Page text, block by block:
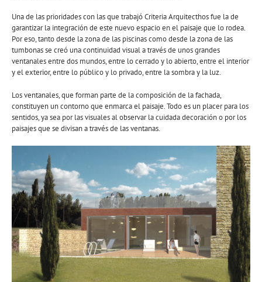
Una de las prioridades con las que trabajó Criteria Arquitecthos fue la de
garantizar la integración de este nuevo espacio en el paisaje que lo rodea.
Por eso, tanto desde la zona de las piscinas como desde la zona de las
tumbonas se creó una continuidad visual a través de unos grandes
ventanales entre dos mundos, entre lo cerrado y lo abierto, entre el interior
y el exterior, entre lo público y lo privado, entre la sombra y la luz.
Los ventanales, que forman parte de la composición de la fachada,
constituyen un contorno que enmarca el paisaje. Todo es un placer para los
sentidos, ya sea por las visuales al observar la cuidada decoración o por los
paisajes que se divisan a través de las ventanas.